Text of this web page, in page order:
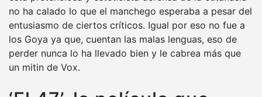
no ha calado lo que el manchego esperaba a pesar del
entusiasmo de ciertos críticos. Igual por eso no fue a
los Goya ya que, cuentan las malas lenguas, eso de
perder nunca lo ha llevado bien y le cabrea más que
un mitin de Vox.